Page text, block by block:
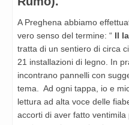
A Preghena abbiamo
vero senso del termine: “ Il
tratta di un sentiero di circa
21 installazioni di legno. In
incontrano pannelli con
tema. Ad ogni tappa, io e
lettura ad alta voce delle
accorti di aver fatto